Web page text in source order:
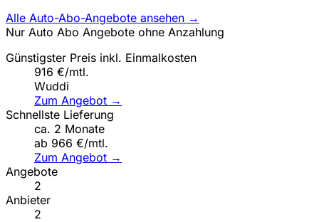
Alle Auto-Abo-Angebote ansehen →
Nur Auto Abo Angebote ohne Anzahlung
Günstigster Preis inkl. Einmalkosten
916 €/mtl.
Wuddi
Zum Angebot →
Schnellste Lieferung
ca. 2 Monate
ab 966 €/mtl.
Zum Angebot →
Angebote
2
Anbieter
2